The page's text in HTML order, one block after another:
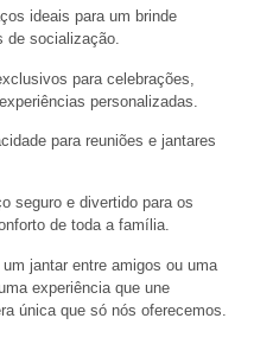
ideais para um brinde
de socialização.
para celebrações,
personalizadas.
para reuniões e jantares
seguro e divertido para os
de toda a família.
jantar entre amigos ou uma
experiência que une
única que só nós oferecemos.